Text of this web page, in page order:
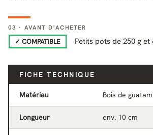
03 · AVANT D'ACHETER
✓ COMPATIBLE Petits pots de 250 g
FICHE TECHNIQUE
Matériau Bois de
Longueur env. 10 cm